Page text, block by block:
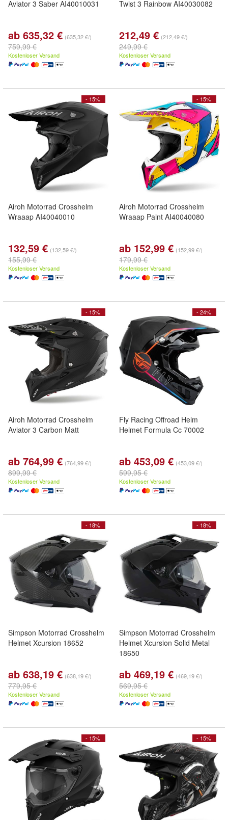
Aviator 3 Saber AI40010031
ab 635,32 € (635,32 €/)
759,99 €
Kostenloser Versand
Twist 3 Rainbow AI40030082
212,49 € (212,49 €/)
249,99 €
Kostenloser Versand
- 15%
Airoh Motorrad Crosshelm
Wraaap AI40040010
132,59 € (132,59 €/)
155,99 €
Kostenloser Versand
- 15%
Airoh Motorrad Crosshelm
Wraaap Paint AI40040080
ab 152,99 € (152,99 €/)
179,99 €
Kostenloser Versand
- 15%
Airoh Motorrad Crosshelm
Aviator 3 Carbon Matt
ab 764,99 € (764,99 €/)
899,99 €
Kostenloser Versand
- 24%
Fly Racing Offroad Helm
Helmet Formula Cc 70002
ab 453,09 € (453,09 €/)
599,95 €
Kostenloser Versand
- 18%
Simpson Motorrad Crosshelm
Helmet Xcursion 18652
ab 638,19 € (638,19 €/)
779,95 €
Kostenloser Versand
- 18%
Simpson Motorrad Crosshelm
Helmet Xcursion Solid Metal
18650
ab 469,19 € (469,19 €/)
569,95 €
Kostenloser Versand
- 15% - 15%